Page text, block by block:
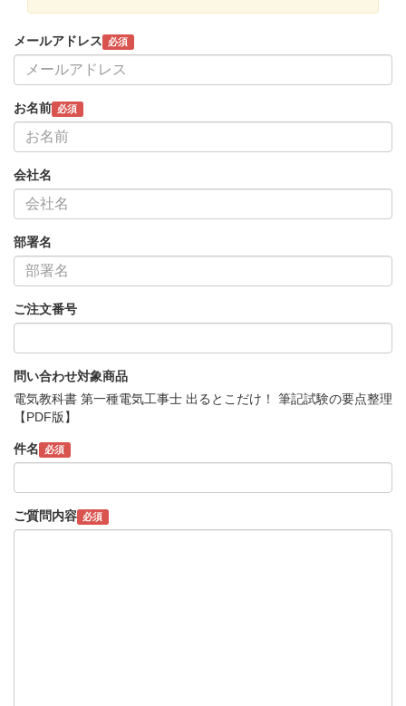
メールアドレス 必須
お名前 必須
会社名
部署名
ご注文番号
問い合わせ対象商品
電気教科書 第一種電気工事士 出るとこだけ！ 筆記試験の要点整理
【PDF版】
件名 必須
ご質問内容 必須